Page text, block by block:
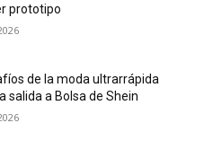
prototipo
de la moda ultrarrápida
salida a Bolsa de Shein